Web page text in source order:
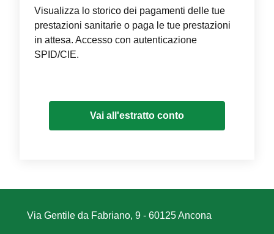
Visualizza lo storico dei pagamenti delle tue
prestazioni sanitarie o paga le tue prestazioni
in attesa. Accesso con autenticazione
SPID/CIE.
Vai all'estratto conto
Via Gentile da Fabriano, 9 - 60125 Ancona